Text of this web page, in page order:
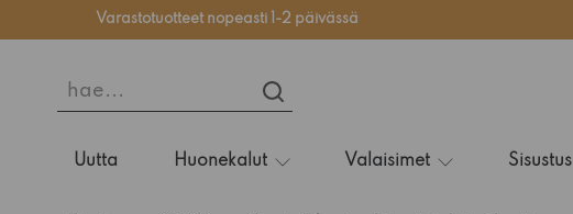
Varastotuotteet nopeasti 1-2 päivässä
hae...
HAE...
Uutta
Huonekalut Valaisimet Sisustus